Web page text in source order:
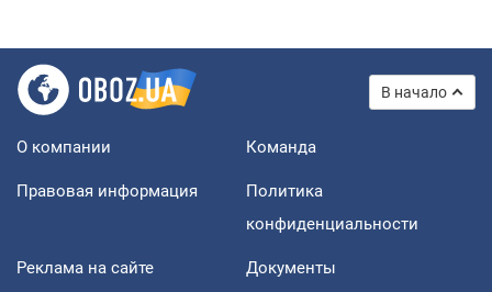
В начало
О компании Команда
Правовая информация
Политика
конфиденциальности
Реклама на сайте Документы